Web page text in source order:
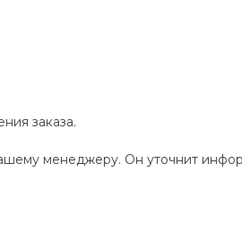
заказа.
менеджеру. Он уточнит